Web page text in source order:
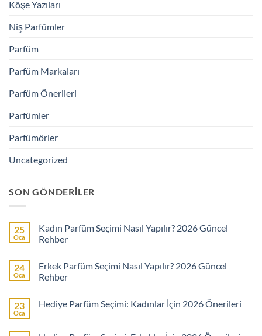
Köşe Yazıları
Niş Parfümler
Parfüm
Parfüm Markaları
Parfüm Önerileri
Parfümler
Parfümörler
Uncategorized
SON GÖNDERILER
25
Oca
Kadın Parfüm Seçimi Nasıl Yapılır? 2026 Güncel
Rehber
Kadın
Parfüm
Seçimi
2026
24
Oca
Erkek Parfüm Seçimi Nasıl Yapılır? 2026 Güncel
Rehber
Erkek
Yapılır?
23
Oca
Hediye Parfüm Seçimi: Kadınlar İçin 2026 Önerileri